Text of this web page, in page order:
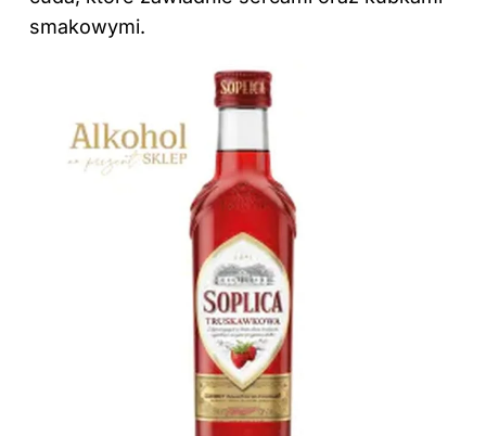
smakowymi.